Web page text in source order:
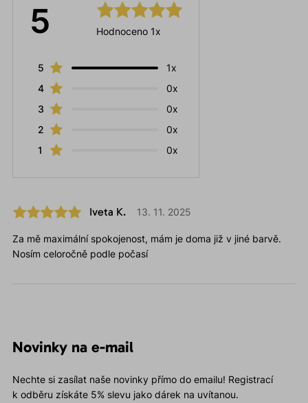
5 Hodnoceno 1x
5
1x
4
0x
3
0x
2
0x
1
0x
Iveta K. 13. 11. 2025
Za mě maximální spokojenost, mám je doma již v jiné barvě.
Nosím celoročně podle počasí
Novinky na e-mail
Nechte si zasílat naše novinky přímo do emailu! Registrací
k odběru získáte 5% slevu jako dárek na uvítanou.